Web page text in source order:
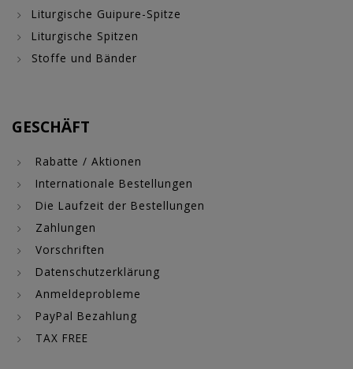
Liturgische Guipure-Spitze
Liturgische Spitzen
Stoffe und Bänder
GESCHÄFT
Rabatte / Aktionen
Internationale Bestellungen
Die Laufzeit der Bestellungen
Zahlungen
Vorschriften
Datenschutzerklärung
Anmeldeprobleme
PayPal Bezahlung
TAX FREE